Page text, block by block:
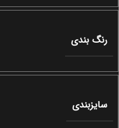
رنگ بندی
سایزبندی